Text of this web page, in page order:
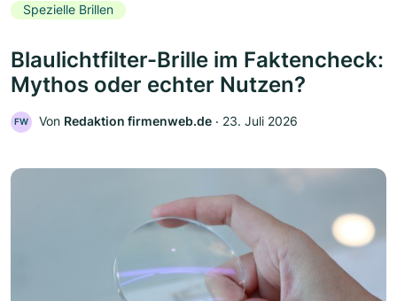
Spezielle Brillen
Blaulichtfilter-Brille im Faktencheck:
Mythos oder echter Nutzen?
FW Von Redaktion firmenweb.de ‧ 23. Juli 2026